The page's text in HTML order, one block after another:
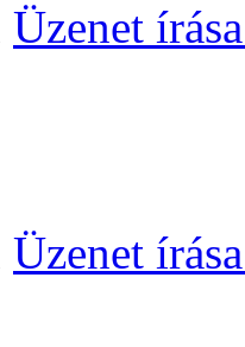
Üzenet
Üzenet